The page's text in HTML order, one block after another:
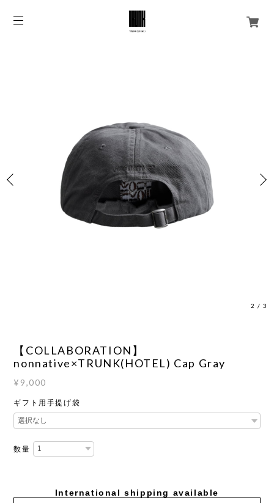
3 /3
【COLLABORATION】
nonnative×TRUNK(HOTEL) Cap Gray
¥9,000
ギフト用手提げ袋
数量
International shipping available